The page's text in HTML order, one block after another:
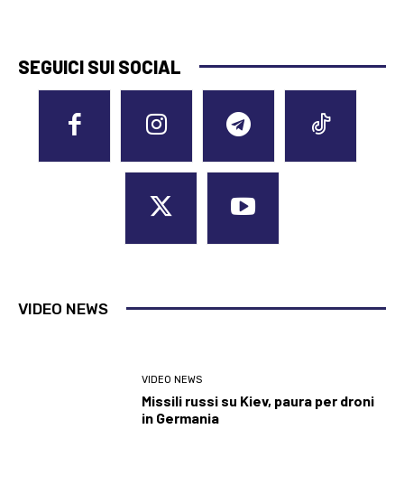
SEGUICI SUI SOCIAL
VIDEO NEWS
VIDEO NEWS
Missili russi su Kiev, paura per droni
in Germania